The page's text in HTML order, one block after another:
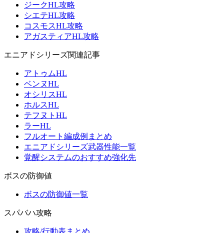
ジークHL攻略
シエテHL攻略
コスモスHL攻略
アガスティアHL攻略
エニアドシリーズ関連記事
アトゥムHL
ベンヌHL
オシリスHL
ホルスHL
テフヌトHL
ラーHL
フルオート編成例まとめ
エニアドシリーズ武器性能一覧
覚醒システムのおすすめ強化先
ボスの防御値
ボスの防御値一覧
スパバハ攻略
攻略/行動表まとめ